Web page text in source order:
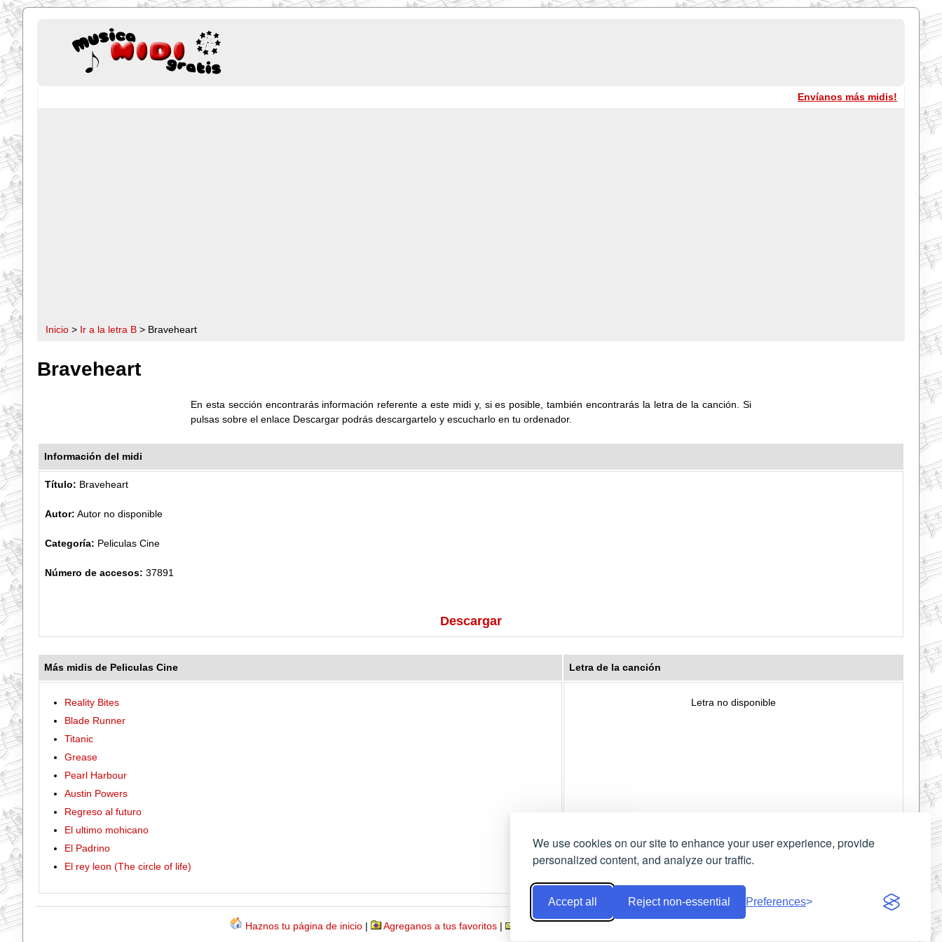
We use cookies on our site to enhance your user experience, provide
personalized content, and analyze our traffic.
Accept all Reject non-essential Preferences
Envíanos más midis!
Inicio > Ir a la letra B > Braveheart
Braveheart
En esta sección encontrarás información referente a este midi y, si es posible, también encontrarás la letra de la canción. Si
pulsas sobre el enlace Descargar podrás descargartelo y escucharlo en tu ordenador.
Información del midi
Título: Braveheart
Autor: Autor no disponible
Categoría: Peliculas Cine
Número de accesos: 37891
Descargar
Más midis de Peliculas Cine Letra de la canción
Reality Bites
Blade Runner
Titanic
Grease
Pearl Harbour
Austin Powers
Regreso al futuro
El ultimo mohicano
El Padrino
El rey leon (The circle of life)
Letra no disponible
Haznos tu página de inicio | Agreganos a tus favoritos | Envianos midis | Enlazanos